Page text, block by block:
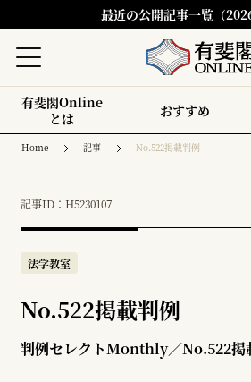
最近の公開記事一覧（
有斐閣Online
とは
おすすめ
Home 記事 No.522掲載判例
記事ID：H5230107
法学教室
No.522掲載判例
判例セレクトMonthly／No.522掲